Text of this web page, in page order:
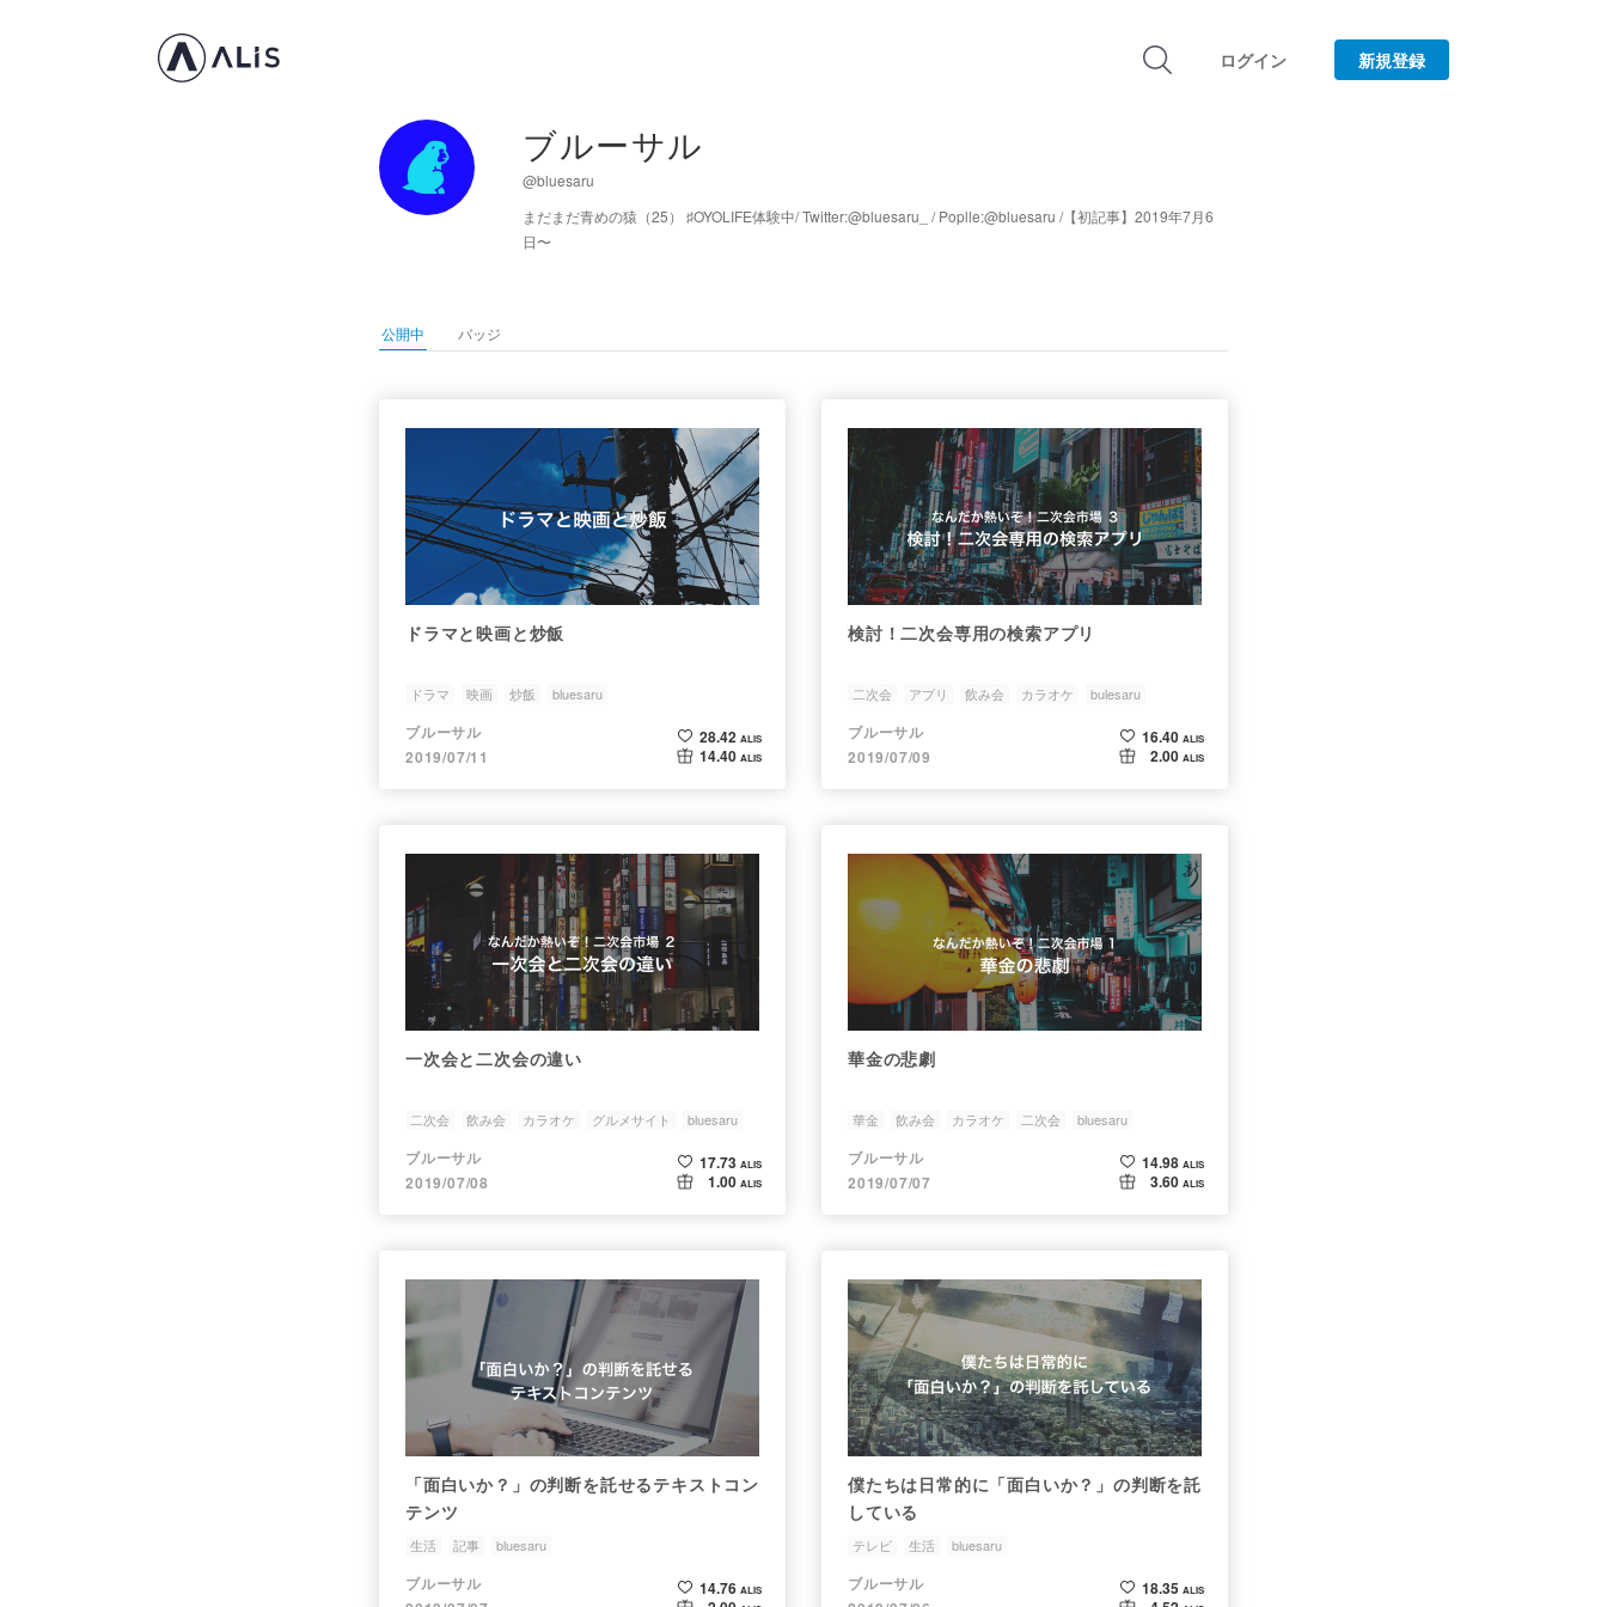
ログイン 新規登録
ブルーサル
@bluesaru
まだまだ青めの猿（25） ♯OYOLIFE体験中/ Twitter:@bluesaru_ / Poplle:@bluesaru /【初記事】2019年7月6
日〜
公開中 バッジ
ドラマと映画と炒飯
ドラマ 映画 炒飯 bluesaru
ブルーサル
2019/07/11
28.42 ALIS
14.40 ALIS
検討！二次会専用の検索アプリ
二次会 アプリ 飲み会 カラオケ bulesaru
ブルーサル
2019/07/09
16.40 ALIS
2.00 ALIS
一次会と二次会の違い
二次会 飲み会 カラオケ グルメサイト bluesaru
ブルーサル
2019/07/08
17.73 ALIS
1.00 ALIS
華金の悲劇
華金 飲み会 カラオケ 二次会 bluesaru
ブルーサル
2019/07/07
14.98 ALIS
3.60 ALIS
「面白いか？」の判断を託せるテキストコン
テンツ
生活 記事 bluesaru
ブルーサル
14.76 ALIS
僕たちは日常的に「面白いか？」の判断を託
している
テレビ 生活 bluesaru
ブルーサル
18.35 ALIS